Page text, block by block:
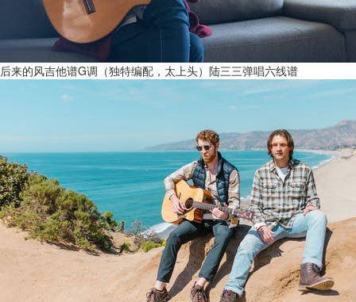
后来的风吉他谱G调（独特编配，太上头）陆三三弹唱六线谱